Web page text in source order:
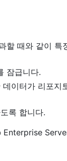
할 때와 같이 특
잠급니다.
이터가 리포지
록 합니다.